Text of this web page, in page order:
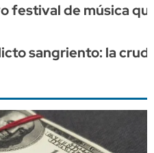
festival de música
sangriento: la